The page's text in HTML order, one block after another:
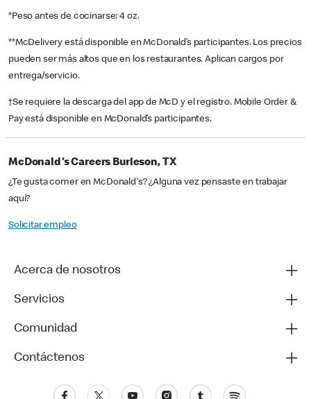
*Peso antes de cocinarse: 4 oz.
**McDelivery está disponible en McDonald’s participantes. Los precios
pueden ser más altos que en los restaurantes. Aplican cargos por
entrega/servicio.
†Se requiere la descarga del app de McD y el registro. Mobile Order &
Pay está disponible en McDonald’s participantes.
McDonald's Careers Burleson, TX
¿Te gusta comer en McDonald's? ¿Alguna vez pensaste en trabajar
aquí?
Solicitar empleo
Acerca de nosotros
Servicios
Comunidad
Contáctenos